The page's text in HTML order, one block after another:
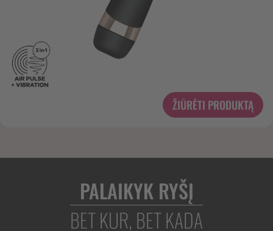
ŽIŪRĖTI PRODUKTĄ
PALAIKYK RYŠĮ
BET KUR, BET KADA